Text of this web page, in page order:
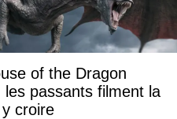
of the Dragon
passants filment la
croire